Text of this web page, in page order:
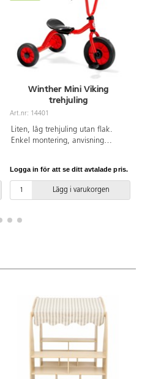
Winther Mini Viking
trehjuling
Art.nr: 14401
Liten, låg trehjuling utan flak.
Enkel montering, anvisning
Ålder ca. 1–4 år.
Logga in för att se ditt avtalade pris.
Lägg i varukorgen